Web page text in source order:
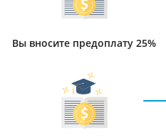
Вы вносите предоплату 25%